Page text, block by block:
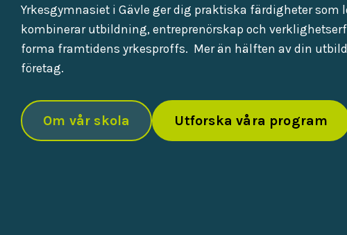
Yrkesgymnasiet i Gävle ger dig praktiska färdigheter som
kombinerar utbildning, entreprenörskap och
forma framtidens yrkesproffs. Mer än hälften av din
företag.
Om vår skola Utforska våra program